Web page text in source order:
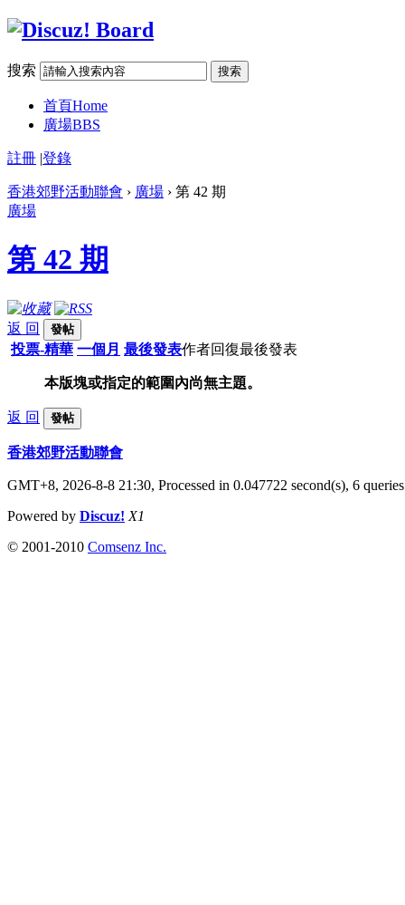
搜索 搜索
首頁Home
廣場BBS
註冊 |登錄
香港郊野活動聯會 › 廣場 › 第 42 期
廣場
第 42 期
返 回 發帖
投票-精華 一個月 最後發表作者回復最後發表
本版塊或指定的範圍內尚無主題。
返 回 發帖
香港郊野活動聯會
GMT+8, 2026-8-8 21:30, Processed in 0.047722 second(s), 6 queries
Powered by Discuz! X1
© 2001-2010 Comsenz Inc.